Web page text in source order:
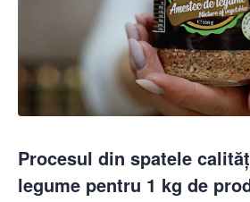
Procesul din spatele
legume pentru 1 kg de